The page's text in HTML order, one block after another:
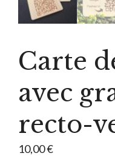
Carte
avec
recto-
10,00€